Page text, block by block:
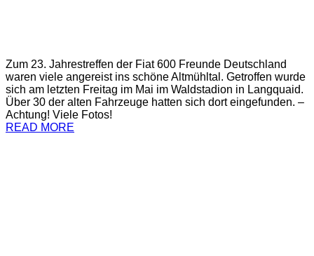
Zum 23. Jahrestreffen der Fiat 600 Freunde Deutschland
waren viele angereist ins schöne Altmühltal. Getroffen wurde
sich am letzten Freitag im Mai im Waldstadion in Langquaid.
Über 30 der alten Fahrzeuge hatten sich dort eingefunden. –
Achtung! Viele Fotos!
READ MORE